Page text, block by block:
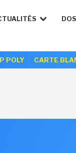
POLY CARTE